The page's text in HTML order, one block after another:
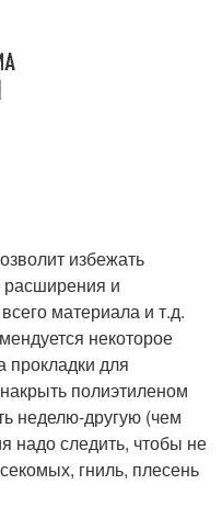
избежать
и
материала и т.д.
некоторое
для
полиэтиленом
неделю-другую (чем
надо следить, чтобы не
гниль, плесень